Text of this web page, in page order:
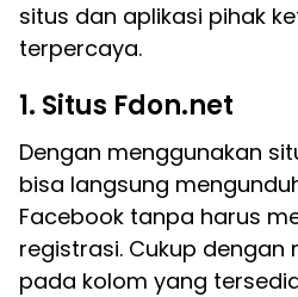
situs dan aplikasi pihak
terpercaya.
1. Situs Fdon.net
Dengan menggunakan
bisa langsung
Facebook tanpa harus
registrasi. Cukup dengan
pada kolom yang